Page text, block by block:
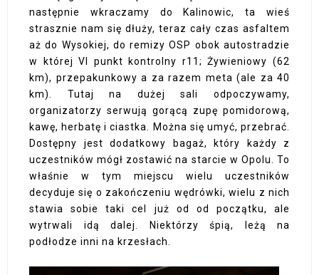
następnie wkraczamy do Kalinowic, ta wieś
strasznie nam się dłuży, teraz cały czas asfaltem
aż do Wysokiej, do remizy OSP obok autostradzie
w której VI punkt kontrolny r11; Żywieniowy (62
km), przepakunkowy a za razem meta (ale za 40
km). Tutaj na dużej sali odpoczywamy,
organizatorzy serwują gorącą zupę pomidorową,
kawę, herbatę i ciastka. Można się umyć, przebrać.
Dostępny jest dodatkowy bagaż, który każdy z
uczestników mógł zostawić na starcie w Opolu. To
właśnie w tym miejscu wielu uczestników
decyduje się o zakończeniu wędrówki, wielu z nich
stawia sobie taki cel już od od początku, ale
wytrwali idą dalej. Niektórzy śpią, leżą na
podłodze inni na krzesłach.